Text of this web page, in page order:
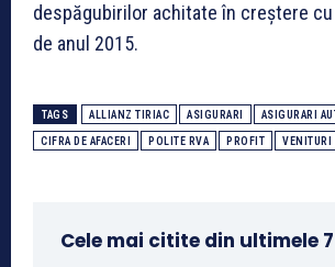
despăgubirilor achitate în creştere
de anul 2015.
TAGS ALLIANZ TIRIAC ASIGURARI ASIGURARI
CIFRA DE AFACERI POLITE RVA PROFIT VENITURI
Cele mai citite din ultimele